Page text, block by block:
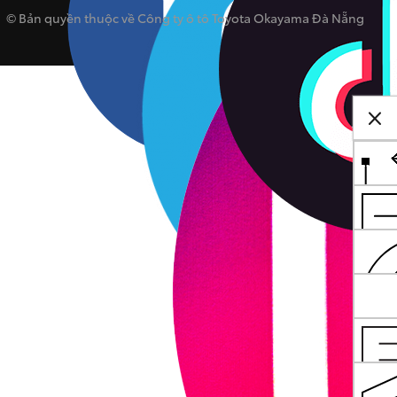
© Bản quyền thuộc về Công ty ô tô Toyota Okayama Đà Nẵng